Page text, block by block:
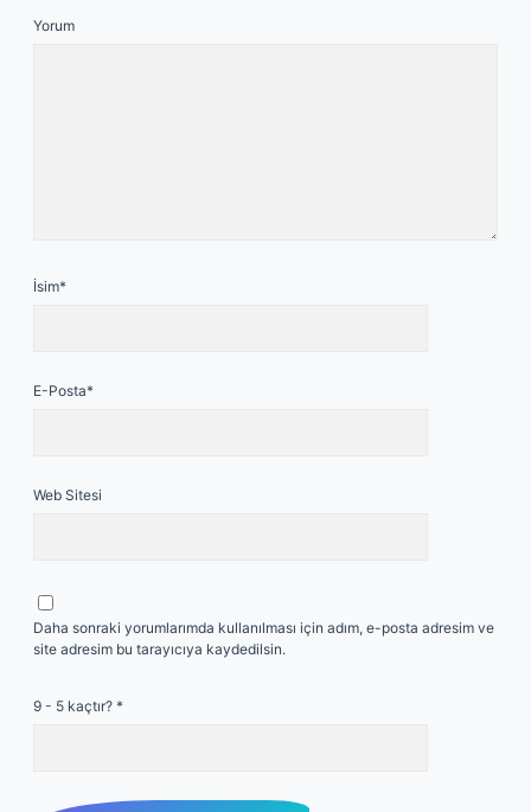
Yorum
İsim*
E-Posta*
Web Sitesi
Daha sonraki yorumlarımda kullanılması için adım, e-posta adresim ve
site adresim bu tarayıcıya kaydedilsin.
9 - 5 kaçtır? *